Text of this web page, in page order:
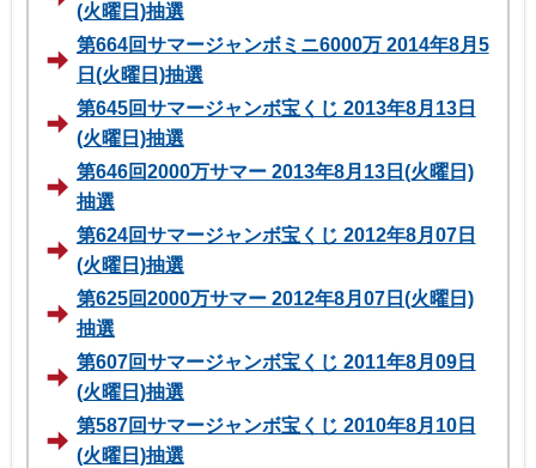
(火曜日)抽選
第664回サマージャンボミニ6000万 2014年8月5
日(火曜日)抽選
第645回サマージャンボ宝くじ 2013年8月13日
(火曜日)抽選
第646回2000万サマー 2013年8月13日(火曜日)
抽選
第624回サマージャンボ宝くじ 2012年8月07日
(火曜日)抽選
第625回2000万サマー 2012年8月07日(火曜日)
抽選
第607回サマージャンボ宝くじ 2011年8月09日
(火曜日)抽選
第587回サマージャンボ宝くじ 2010年8月10日
(火曜日)抽選